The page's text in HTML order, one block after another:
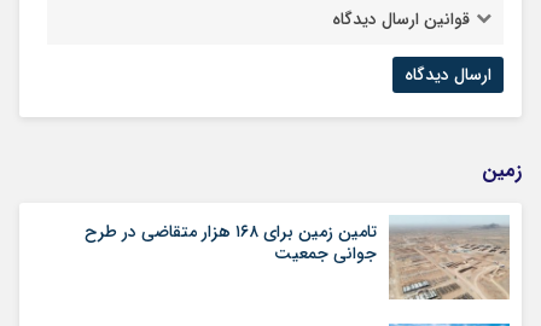
قوانین ارسال دیدگاه
زمین
تامین زمین برای ۱۶۸ هزار متقاضی در طرح
جوانی جمعیت